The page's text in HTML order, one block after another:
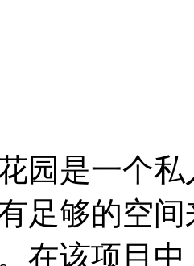
园是一个
足够的空
在该项目